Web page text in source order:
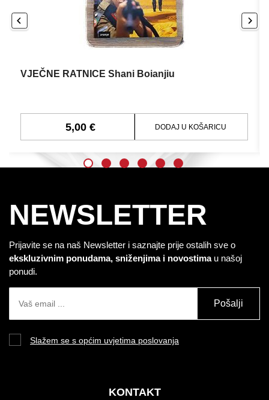
VJEČNE RATNICE Shani Boianjiu
5,00 € DODAJ U KOŠARICU
NEWSLETTER
Prijavite se na naš Newsletter i saznajte prije ostalih sve o
ekskluzivnim ponudama, sniženjima i novostimau našoj
ponudi.
Pošalji
Slažem se s općim uvjetima poslovanja
KONTAKT